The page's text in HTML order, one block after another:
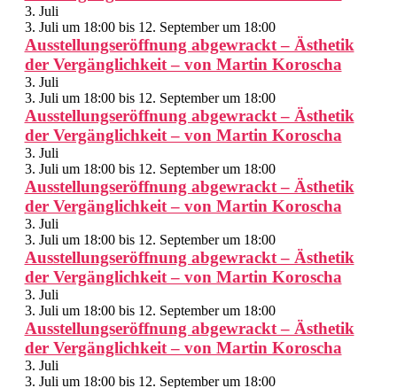
3. Juli
3. Juli um 18:00bis 12. September um 18:00
Ausstellungseröffnung abgewrackt – Ästhetik
der Vergänglichkeit – von Martin Koroscha
3. Juli
3. Juli um 18:00bis 12. September um 18:00
Ausstellungseröffnung abgewrackt – Ästhetik
der Vergänglichkeit – von Martin Koroscha
3. Juli
3. Juli um 18:00bis 12. September um 18:00
Ausstellungseröffnung abgewrackt – Ästhetik
der Vergänglichkeit – von Martin Koroscha
3. Juli
3. Juli um 18:00bis 12. September um 18:00
Ausstellungseröffnung abgewrackt – Ästhetik
der Vergänglichkeit – von Martin Koroscha
3. Juli
3. Juli um 18:00bis 12. September um 18:00
Ausstellungseröffnung abgewrackt – Ästhetik
der Vergänglichkeit – von Martin Koroscha
3. Juli
3. Juli um 18:00bis 12. September um 18:00